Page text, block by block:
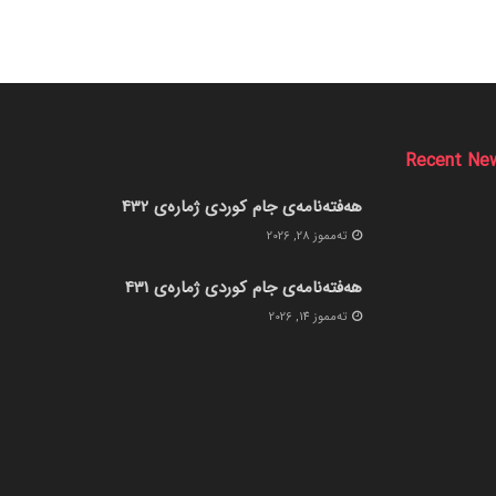
Recent
هەفتەنامەی جام کوردی ژمارەی 432
ته‌مموز 28, 2026
هەفتەنامەی جام کوردی ژمارەی 431
ته‌مموز 14, 2026